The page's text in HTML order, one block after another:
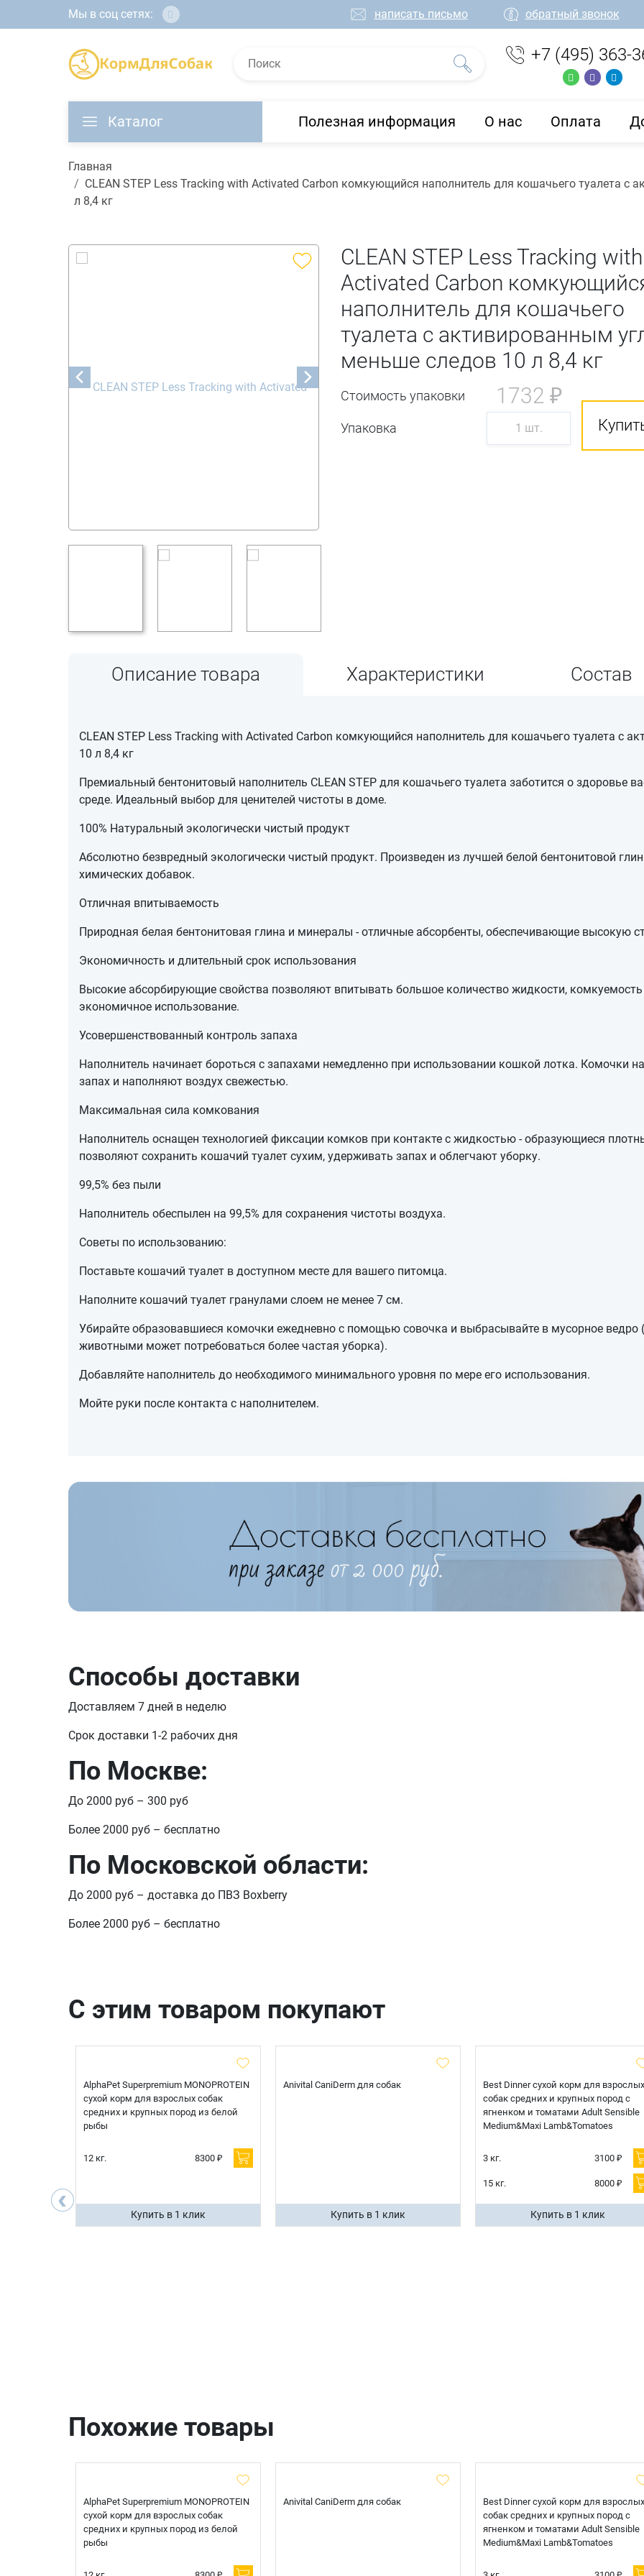
Мы в соц сетях: написать письмо обратный звонок
+7 (495) 363-
Каталог Полезная информация О нас Оплата
Главная
CLEAN STEP Less Tracking with Activated Carbon комкующийcя наполнитель для кошачьего туалета с
л 8,4 кг
CLEAN STEP Less Tracking with
Activated Carbon
наполнитель для кошачьего
туалета с активированным
меньше следов 10 л 8,4 кг
Стоимость упаковки
Упаковка
1732 ₽
1 шт.
Описание товара Характеристики Состав
CLEAN STEP Less Tracking with Activated Carbon комкующийcя наполнитель для кошачьего туалета с
10 л 8,4 кг
Премиальный бентонитовый наполнитель CLEAN STEP для кошачьего туалета заботится о здоровье
среде. Идеальный выбор для ценителей чистоты в доме.
100% Натуральный экологически чистый продукт
Абсолютно безвредный экологически чистый продукт. Произведен из лучшей белой бентонитовой
химических добавок.
Отличная впитываемость
Природная белая бентонитовая глина и минералы - отличные абсорбенты, обеспечивающие высокую
Экономичность и длительный срок использования
Высокие абсорбирующие свойства позволяют впитывать большое количество жидкости, комкуемость
экономичное использование.
Усовершенствованный контроль запаха
Наполнитель начинает бороться с запахами немедленно при использовании кошкой лотка. Комочки
запах и наполняют воздух свежестью.
Максимальная сила комкования
Наполнитель оснащен технологией фиксации комков при контакте с жидкостью - образующиеся
позволяют сохранить кошачий туалет сухим, удерживать запах и облегчают уборку.
99,5% без пыли
Наполнитель обеспылен на 99,5% для сохранения чистоты воздуха.
Советы по использованию:
Поставьте кошачий туалет в доступном месте для вашего питомца.
Наполните кошачий туалет гранулами слоем не менее 7 см.
Убирайте образовавшиеся комочки ежедневно с помощью совочка и выбрасывайте в мусорное ведро
животными может потребоваться более частая уборка).
Добавляйте наполнитель до необходимого минимального уровня по мере его использования.
Мойте руки после контакта с наполнителем.
Способы доставки
Доставляем 7 дней в неделю
Срок доставки 1-2 рабочих дня
По Москве:
До 2000 руб – 300 руб
Более 2000 руб – бесплатно
По Московской области:
До 2000 руб – доставка до ПВЗ Boxberry
Более 2000 руб – бесплатно
С этим товаром покупают
‹
AlphaPet Superpremium MONOPROTEIN
сухой корм для взрослых собак
средних и крупных пород из белой
рыбы
12 кг. 8300 ₽
Купить в 1 клик
Anivital CaniDerm для собак
Купить в 1 клик
Best Dinner сухой корм для взрослых
собак средних и крупных пород с
ягненком и томатами Adult Sensible
Medium&Maxi Lamb&Tomatoes
3 кг. 3100 ₽
15 кг. 8000 ₽
Купить в 1 клик
Похожие товары
AlphaPet Superpremium MONOPROTEIN
сухой корм для взрослых собак
средних и крупных пород из белой
рыбы
Anivital CaniDerm для собак
Best Dinner сухой корм для взрослых
собак средних и крупных пород с
ягненком и томатами Adult Sensible
Medium&Maxi Lamb&Tomatoes
Имя